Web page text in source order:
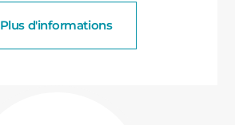
Plus d'informations